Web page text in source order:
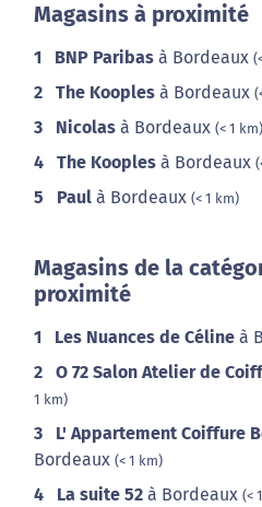
Magasins à proximité
1 BNP Paribas à Bordeaux
2 The Kooples à Bordeaux
3 Nicolas à Bordeaux (< 1 km)
4 The Kooples à Bordeaux
5 Paul à Bordeaux (< 1 km)
Magasins de la
proximité
1 Les Nuances de Céline à
2 O 72 Salon Atelier de
1 km)
3 L' Appartement Coiffure
Bordeaux (< 1 km)
4 La suite 52 à Bordeaux (<